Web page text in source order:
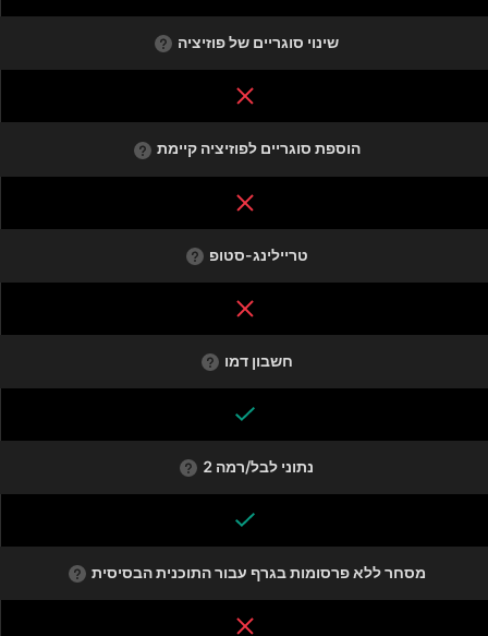
שינוי סוגריים של פוזיציה
הוספת סוגריים לפוזיציה קיימת
טריילינג-סטופ
חשבון דמו
נתוני לבל/רמה 2
מסחר ללא פרסומות בגרף עבור התוכנית הבסיסית